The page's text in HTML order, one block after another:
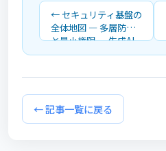
← セキュリティ基盤の
全体地図 ― 多層防御
と最小権限 ― 生成AI
時代のアーキテクチャ
← 記事一覧に戻る